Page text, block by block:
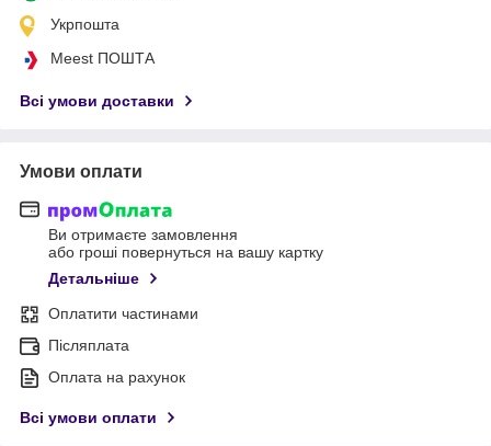
Укрпошта
Meest ПОШТА
Всі умови доставки
Умови оплати
Ви отримаєте замовлення
або гроші повернуться на вашу картку
Детальніше
Оплатити частинами
Післяплата
Оплата на рахунок
Всі умови оплати